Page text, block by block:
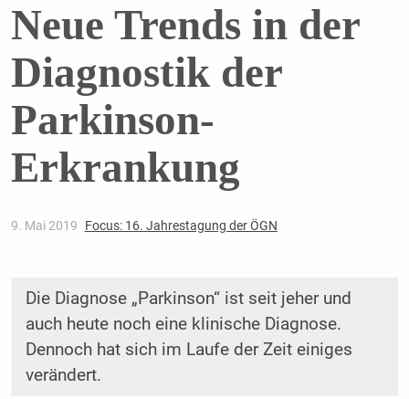
Neue Trends in der
Diagnostik der
Parkinson-
Erkrankung
9. Mai 2019 Focus: 16. Jahrestagung der ÖGN
Die Diagnose „Parkinson“ ist seit jeher und
auch heute noch eine klinische Diagnose.
Dennoch hat sich im Laufe der Zeit einiges
verändert.